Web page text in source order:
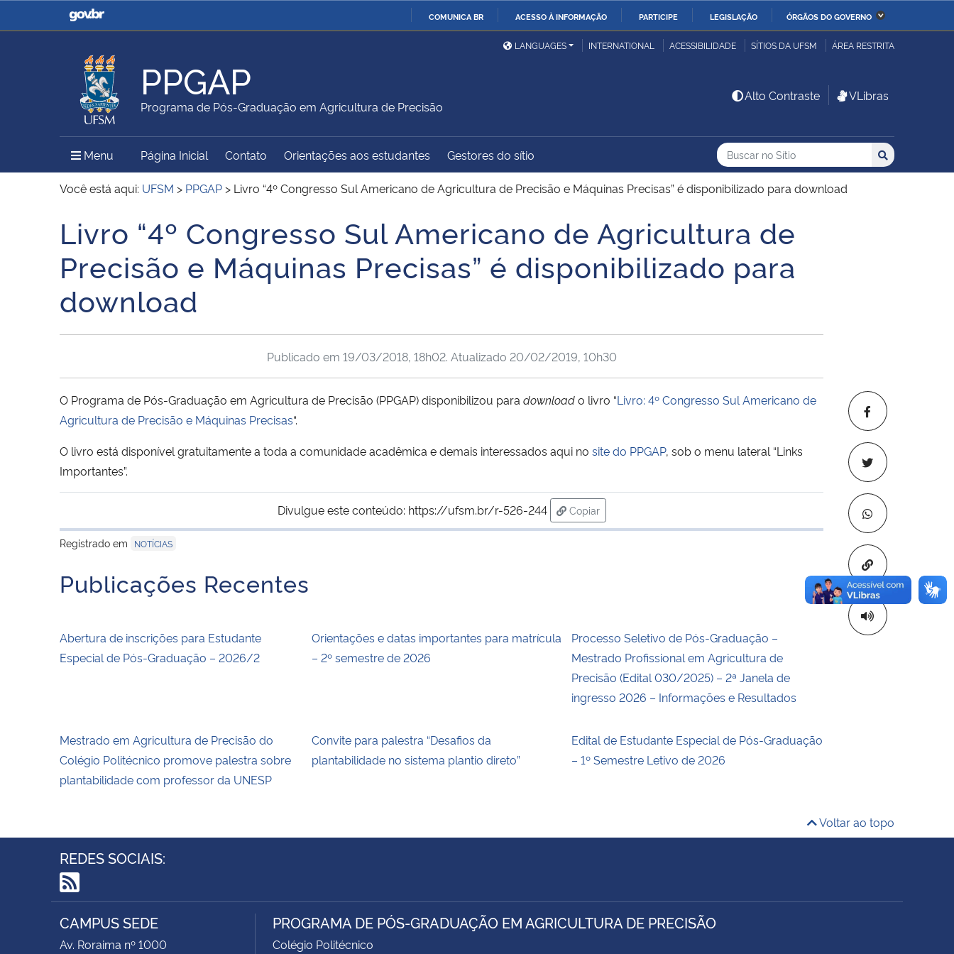
COMUNICA BR ACESSO À INFORMAÇÃO PARTICIPE LEGISLAÇÃO ÓRGÃOS DO GOVERNO
Casa Civil
Ministério da Justiça e
Ministério da Defesa
Ministério das Relações
Exteriores
Ministério da Economia Ministério da Infraestrutura
Ministério da Agricultura,
Pecuária e Abastecimento
Ministério da Educação
Ministério da Ciência,
Tecnologia, Inovações e
Ministério do Meio Ambiente Ministério do Turismo
Ministério do
Desenvolvimento Regional
Controladoria-Geral da
Família e dos Direitos
Secretaria de Governo
Gabinete de Segurança
Institucional
Advocacia-Geral da União Banco Central do Brasil Planalto
LANGUAGES INTERNATIONAL ACESSIBILIDADE SÍTIOS DA UFSM ÁREA RESTRITA
PPGAP
Programa de Pós-Graduação em Agricultura de Precisão
Alto Contraste VLibras
Menu Menu Principal do Sítio
Página Inicial Contato Orientações aos estudantes Gestores do sítio Busca
Buscar no no Sítio
Busca: Buscar
Você está aqui: UFSM > PPGAP > Livro “4º Congresso Sul Americano de Agricultura de Precisão e Máquinas Precisas” é disponibilizado para download
Início do conteúdo
Livro “4º Congresso Sul Americano de Agricultura de
Precisão e Máquinas Precisas” é disponibilizado para
download
Copiar para
Publicado em 19/03/2018, 18h02. Atualizado 20/02/2019, 10h30
O Programa de Pós-Graduação em Agricultura de Precisão (PPGAP) disponibilizou para downloado livro “Livro: 4º Congresso Sul Americano de
Agricultura de Precisão e Máquinas Precisas“.
O livro está disponível gratuitamente a toda a comunidade acadêmica e demais interessados aqui no site do PPGAP, sob o menu lateral “Links
Importantes”.
Divulgue este conteúdo: https://ufsm.br/r-526-244
Copiar
para área de transferência
Registrado em
NOTÍCIAS
Publicações Recentes
Abertura de inscrições para Estudante
Especial de Pós-Graduação – 2026/2
Orientações e datas importantes para matrícula
– 2º semestre de 2026
Processo Seletivo de Pós-Graduação –
Mestrado Profissional em Agricultura de
Precisão (Edital 030/2025) – 2ª Janela de
ingresso 2026 – Informações e Resultados
Mestrado em Agricultura de Precisão do
Colégio Politécnico promove palestra sobre
plantabilidade com professor da UNESP
Convite para palestra “Desafios da
plantabilidade no sistema plantio direto”
Edital de Estudante Especial de Pós-Graduação
– 1º Semestre Letivo de 2026
Voltar ao topo
REDES SOCIAIS:
RSS
CAMPUS SEDE
Av. Roraima nº 1000
PROGRAMA DE PÓS-GRADUAÇÃO EM AGRICULTURA DE PRECISÃO
Colégio Politécnico